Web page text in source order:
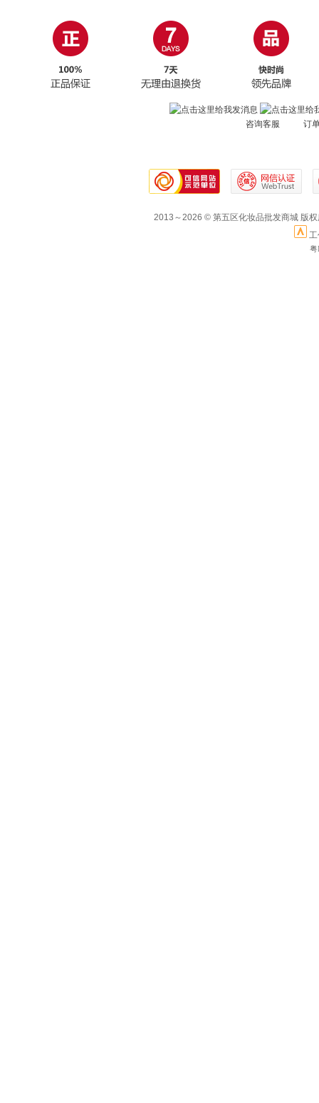
咨询客服 订
2013～2026 © 第五区化妆品批发商城 版
粤